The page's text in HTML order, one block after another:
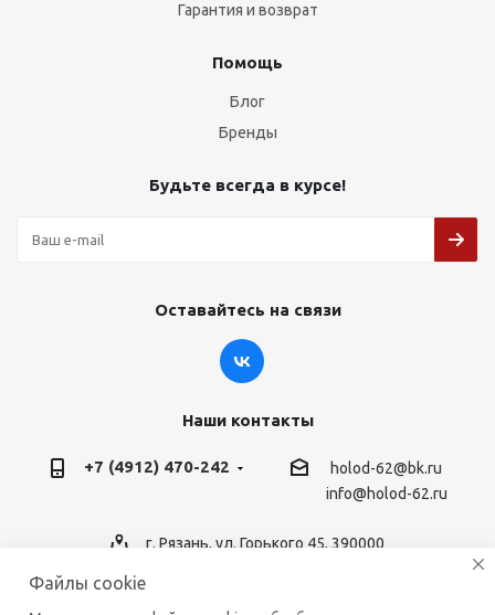
Гарантия и возврат
Помощь
Блог
Бренды
Будьте всегда в курсе!
Оставайтесь на связи
Наши контакты
+7 (4912) 470-242
holod-62@bk.ru
info@holod-62.ru
г. Рязань, ул. Горького 45, 390000
Файлы cookie